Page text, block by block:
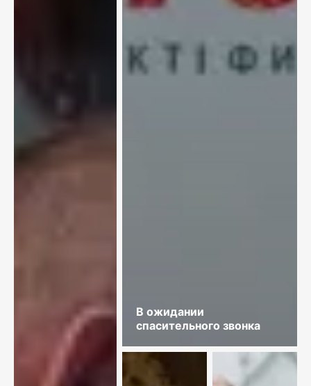
В ожидании
спасительного звонка